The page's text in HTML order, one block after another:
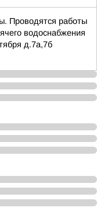
Проводятся работы
водоснабжения
д.7а,7б